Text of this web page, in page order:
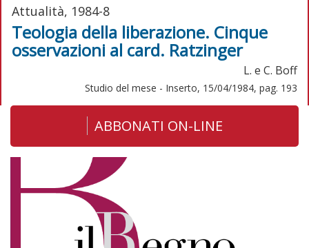
Attualità, 1984-8
Teologia della liberazione. Cinque
osservazioni al card. Ratzinger
L. e C. Boff
Studio del mese - Inserto, 15/04/1984, pag. 193
ABBONATI ON-LINE